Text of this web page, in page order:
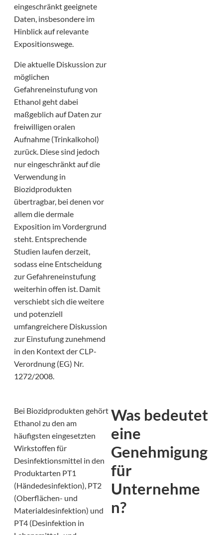
eingeschränkt geeignete
Daten, insbesondere im
Hinblick auf relevante
Expositionswege.
Die aktuelle Diskussion zur
möglichen
Gefahreneinstufung von
Ethanol geht dabei
maßgeblich auf Daten zur
freiwilligen oralen
Aufnahme (Trinkalkohol)
zurück. Diese sind jedoch
nur eingeschränkt auf die
Verwendung in
Biozidprodukten
übertragbar, bei denen vor
allem die dermale
Exposition im Vordergrund
steht. Entsprechende
Studien laufen derzeit,
sodass eine Entscheidung
zur Gefahreneinstufung
weiterhin offen ist. Damit
verschiebt sich die weitere
und potenziell
umfangreichere Diskussion
zur Einstufung zunehmend
in den Kontext der CLP-
Verordnung (EG) Nr.
1272/2008.
Bei Biozidprodukten gehört
Ethanol zu den am
häufigsten eingesetzten
Wirkstoffen für
Desinfektionsmittel in den
Produktarten PT1
(Händedesinfektion), PT2
(Oberflächen- und
Materialdesinfektion) und
PT4 (Desinfektion in
Was bedeutet
eine
Genehmigung
für
Unternehme
n?